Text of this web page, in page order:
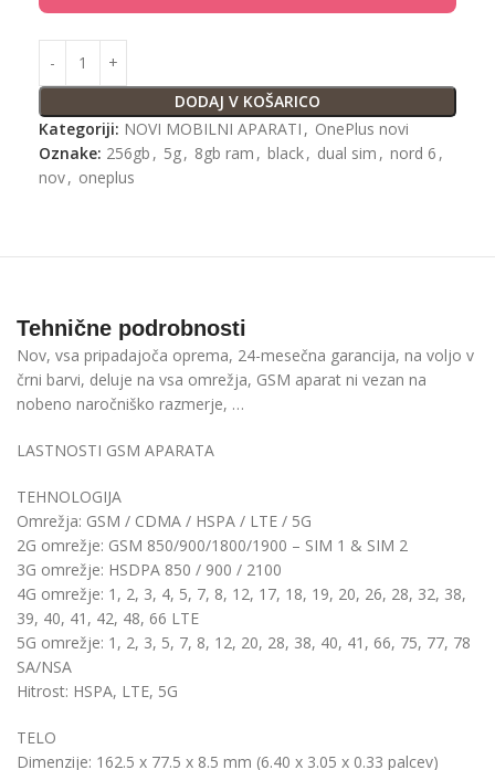
DODAJ V KOŠARICO
Kategoriji: NOVI MOBILNI APARATI , OnePlus novi
Oznake: 256gb , 5g, 8gb ram , black, dual sim , nord 6 ,
nov, oneplus
Tehnične podrobnosti
Nov, vsa pripadajoča oprema, 24-mesečna garancija, na voljo v
črni barvi, deluje na vsa omrežja, GSM aparat ni vezan na
nobeno naročniško razmerje, …
LASTNOSTI GSM APARATA
TEHNOLOGIJA
Omrežja: GSM / CDMA / HSPA / LTE / 5G
2G omrežje: GSM 850/900/1800/1900 – SIM 1 & SIM 2
3G omrežje: HSDPA 850 / 900 / 2100
4G omrežje: 1, 2, 3, 4, 5, 7, 8, 12, 17, 18, 19, 20, 26, 28, 32, 38,
39, 40, 41, 42, 48, 66 LTE
5G omrežje: 1, 2, 3, 5, 7, 8, 12, 20, 28, 38, 40, 41, 66, 75, 77, 78
SA/NSA
Hitrost: HSPA, LTE, 5G
TELO
Dimenzije: 162.5 x 77.5 x 8.5 mm (6.40 x 3.05 x 0.33 palcev)